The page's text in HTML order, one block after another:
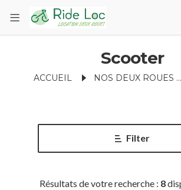
Scooter
ACCUEIL NOS DEUX ROUES
Filter
Résultats de votre recherche : 8